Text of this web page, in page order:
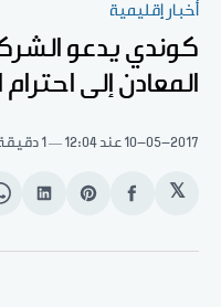
أخبار إقليمية
كوندي يدعو
المعادن إلى احترام
10-05-2017 عند 12:04 1 دقيقة قراءة
𝕏
انشر
الفيسبوك
Share
Pinterest
انشر
لينكد